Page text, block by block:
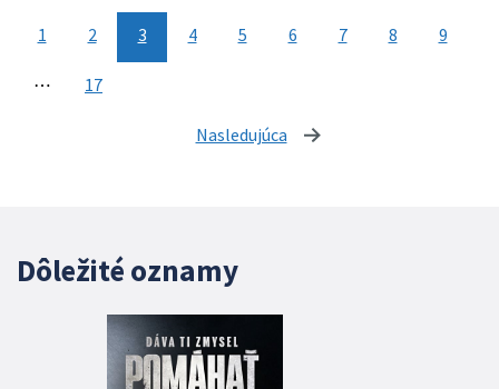
1 2 3 4 5 6 7 8 9
⋯ 17
Nasledujúca stránka
Dôležité oznamy